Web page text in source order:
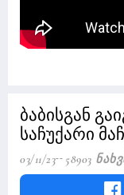
ბაბისგან
საჩუქარი
03/11/23 58903